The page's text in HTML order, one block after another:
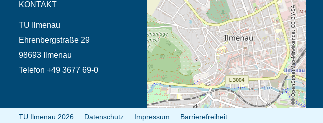
KONTAKT
TU Ilmenau
Ehrenbergstraße 29
98693 Ilmenau
Telefon +49 3677 69-0
© OpenStreetMap-Mitwirkende, CC BY-SA
TU Ilmenau 2026 Datenschutz Impressum Barrierefreiheit